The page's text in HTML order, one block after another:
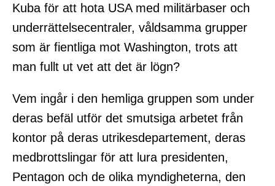
Kuba för att hota USA med militärbaser och
underrättelsecentraler, våldsamma grupper
som är fientliga mot Washington, trots att
man fullt ut vet att det är lögn?
Vem ingår i den hemliga gruppen som under
deras befäl utför det smutsiga arbetet från
kontor på deras utrikesdepartement, deras
medbrottslingar för att lura presidenten,
Pentagon och de olika myndigheterna, den